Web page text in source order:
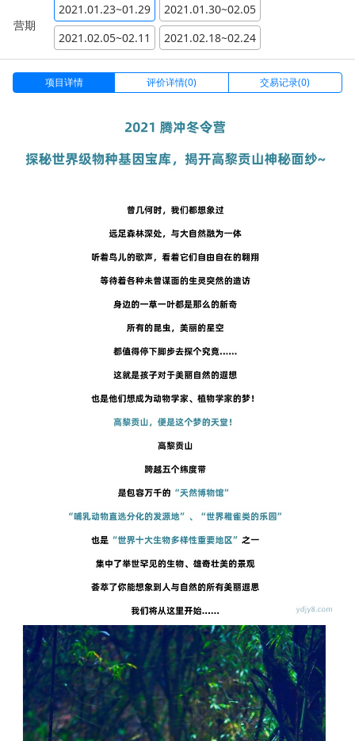
营期
2021.01.23~01.29
2021.01.30~02.05
2021.02.05~02.11
2021.02.18~02.24
项目详情 评价详情(0) 交易记录(0)